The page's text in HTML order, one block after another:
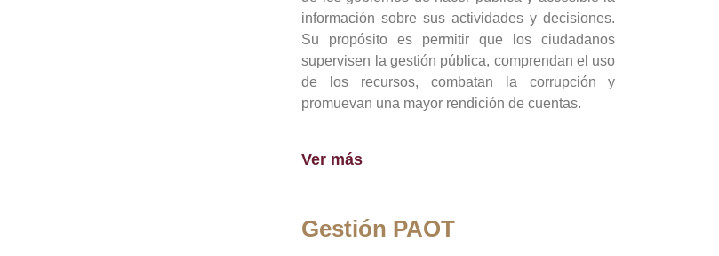
información sobre sus actividades y decisiones.
Su propósito es permitir que los ciudadanos
supervisen la gestión pública, comprendan el uso
de los recursos, combatan la corrupción y
promuevan una mayor rendición de cuentas.
Ver más
Gestión PAOT